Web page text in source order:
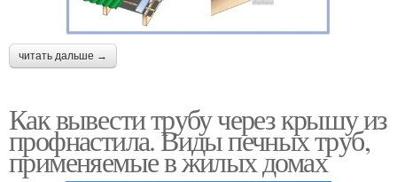
читать дальше →
Как вывести трубу через крышу из
профнастила. Виды печных труб,
применяемые в жилых домах